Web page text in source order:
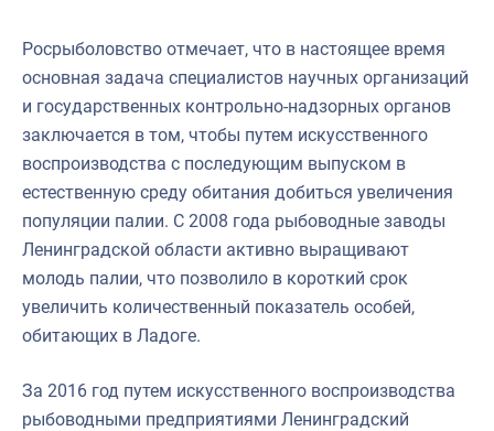
Росрыболовство отмечает, что в настоящее время
основная задача специалистов научных организаций
и государственных контрольно-надзорных органов
заключается в том, чтобы путем искусственного
воспроизводства с последующим выпуском в
естественную среду обитания добиться увеличения
популяции палии. С 2008 года рыбоводные заводы
Ленинградской области активно выращивают
молодь палии, что позволило в короткий срок
увеличить количественный показатель особей,
обитающих в Ладоге.
За 2016 год путем искусственного воспроизводства
рыбоводными предприятиями Ленинградский